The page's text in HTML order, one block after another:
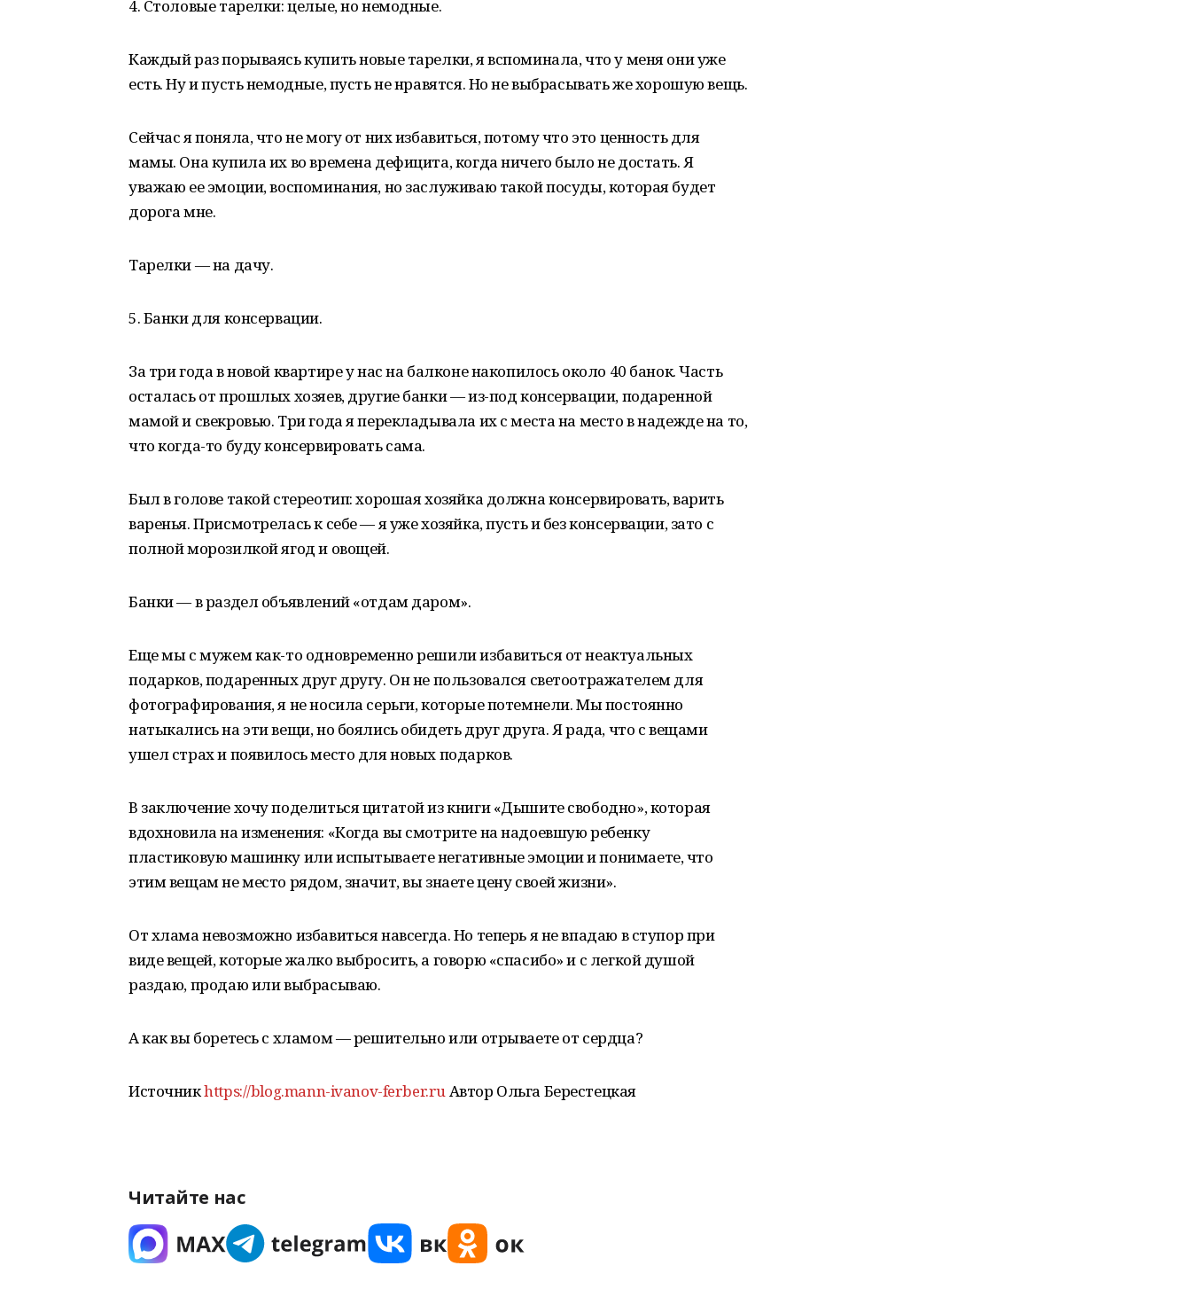
4. Столовые тарелки: целые, но немодные.
Каждый раз порываясь купить новые тарелки, я вспоминала, что у меня они уже
есть. Ну и пусть немодные, пусть не нравятся. Но не выбрасывать же хорошую вещь.
Сейчас я поняла, что не могу от них избавиться, потому что это ценность для
мамы. Она купила их во времена дефицита, когда ничего было не достать. Я
уважаю ее эмоции, воспоминания, но заслуживаю такой посуды, которая будет
дорога мне.
Тарелки — на дачу.
5. Банки для консервации.
За три года в новой квартире у нас на балконе накопилось около 40 банок. Часть
осталась от прошлых хозяев, другие банки — из-под консервации, подаренной
мамой и свекровью. Три года я перекладывала их с места на место в надежде на то,
что когда-то буду консервировать сама.
Был в голове такой стереотип: хорошая хозяйка должна консервировать, варить
варенья. Присмотрелась к себе — я уже хозяйка, пусть и без консервации, зато с
полной морозилкой ягод и овощей.
Банки — в раздел объявлений «отдам даром».
Еще мы с мужем как-то одновременно решили избавиться от неактуальных
подарков, подаренных друг другу. Он не пользовался светоотражателем для
фотографирования, я не носила серьги, которые потемнели. Мы постоянно
натыкались на эти вещи, но боялись обидеть друг друга. Я рада, что с вещами
ушел страх и появилось место для новых подарков.
В заключение хочу поделиться цитатой из книги «Дышите свободно», которая
вдохновила на изменения: «Когда вы смотрите на надоевшую ребенку
пластиковую машинку или испытываете негативные эмоции и понимаете, что
этим вещам не место рядом, значит, вы знаете цену своей жизни».
От хлама невозможно избавиться навсегда. Но теперь я не впадаю в ступор при
виде вещей, которые жалко выбросить, а говорю «спасибо» и с легкой душой
раздаю, продаю или выбрасываю.
А как вы боретесь с хламом — решительно или отрываете от сердца?
Источникhttps://blog.mann-ivanov-ferber.ruАвтор Ольга Берестецкая
Читайте нас